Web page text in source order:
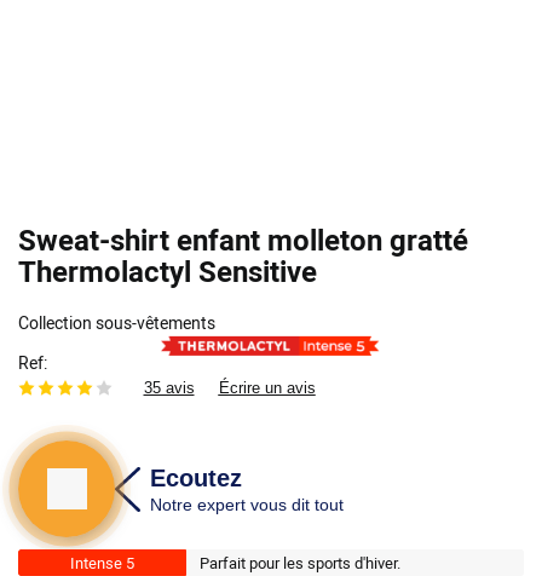
Sweat-shirt enfant molleton gratté
Thermolactyl Sensitive
Collection sous-vêtements
Ref
35 avis Écrire un avis
Intense 5 Parfait pour les sports d'hiver.